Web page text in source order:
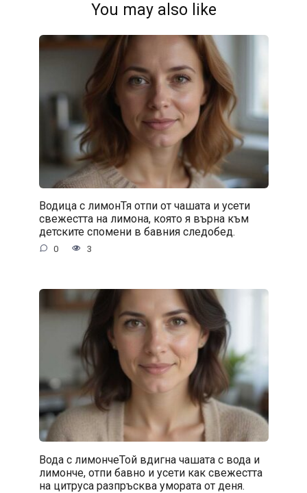
You may also like
Водица с лимонТя отпи от чашата и усети
свежестта на лимона, която я върна към
детските спомени в бавния следобед.
0 3
Вода с лимончеТой вдигна чашата с вода и
лимонче, отпи бавно и усети как свежестта
на цитруса разпръсква умората от деня.